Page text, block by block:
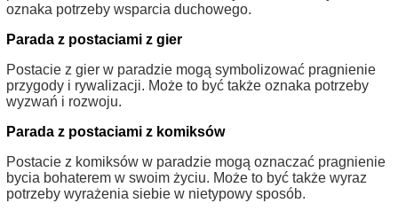
oznaka potrzeby wsparcia duchowego.
Parada z postaciami z gier
Postacie z gier w paradzie mogą symbolizować pragnienie
przygody i rywalizacji. Może to być także oznaka potrzeby
wyzwań i rozwoju.
Parada z postaciami z komiksów
Postacie z komiksów w paradzie mogą oznaczać pragnienie
bycia bohaterem w swoim życiu. Może to być także wyraz
potrzeby wyrażenia siebie w nietypowy sposób.